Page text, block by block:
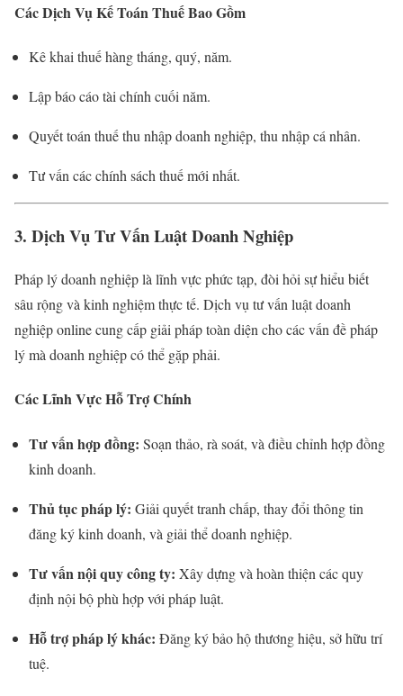
Các Dịch Vụ Kế Toán Thuế Bao Gồm
Kê khai thuế hàng tháng, quý, năm.
Lập báo cáo tài chính cuối năm.
Quyết toán thuế thu nhập doanh nghiệp, thu nhập cá nhân.
Tư vấn các chính sách thuế mới nhất.
3. Dịch Vụ Tư Vấn Luật Doanh Nghiệp
Pháp lý doanh nghiệp là lĩnh vực phức tạp, đòi hỏi sự hiểu biết
sâu rộng và kinh nghiệm thực tế. Dịch vụ tư vấn luật doanh
nghiệp online cung cấp giải pháp toàn diện cho các vấn đề pháp
lý mà doanh nghiệp có thể gặp phải.
Các Lĩnh Vực Hỗ Trợ Chính
Tư vấn hợp đồng: Soạn thảo, rà soát, và điều chỉnh hợp đồng
kinh doanh.
Thủ tục pháp lý: Giải quyết tranh chấp, thay đổi thông tin
đăng ký kinh doanh, và giải thể doanh nghiệp.
Tư vấn nội quy công ty: Xây dựng và hoàn thiện các quy
định nội bộ phù hợp với pháp luật.
Hỗ trợ pháp lý khác: Đăng ký bảo hộ thương hiệu, sở hữu trí
tuệ.